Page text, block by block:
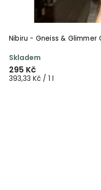
Nibiru - Gneiss & Glimmer
Skladem
295 Kč
393,33 Kč / 1 l